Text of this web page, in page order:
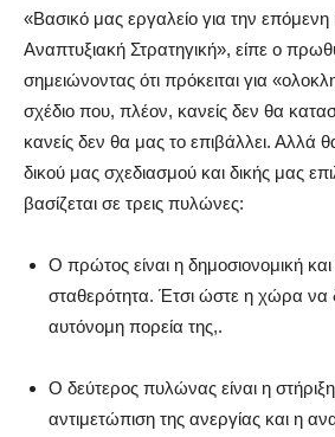
«Βασικό μας εργαλείο για την επόμενη
Αναπτυξιακή Στρατηγική», είπε ο
σημειώνοντας ότι πρόκειται για
σχέδιο που, πλέον, κανείς δεν θα
κανείς δεν θα μας το επιβάλλει. Αλλά
δικού μας σχεδιασμού και δικής μας
βασίζεται σε τρεις πυλώνες:
Ο πρώτος είναι η δημοσιονομική
σταθερότητα. Έτσι ώστε η χώρα να
αυτόνομη πορεία της,.
Ο δεύτερος πυλώνας είναι η
αντιμετώπιση της ανεργίας και η